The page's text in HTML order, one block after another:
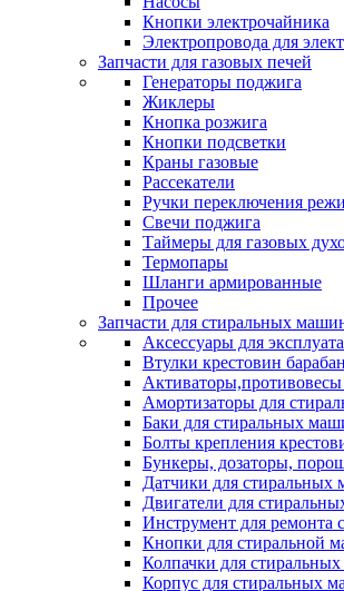
Кнопки электрочайника
Электропровода для
Запчасти для газовых печей
Генераторы поджига
Жиклеры
Кнопка розжига
Кнопки подсветки
Краны газовые
Рассекатели
Ручки переключения
Свечи поджига
Таймеры для газовых
Термопары
Шланги армированные
Прочее
Запчасти для стиральных
Аксессуары для
Втулки крестовин
Амортизаторы для
Баки для стиральных
Болты крепления
Бункеры, дозаторы,
Датчики для стиральных
Двигатели для
Инструмент для ремонта
Кнопки для стиральной
Колпачки для
Корпус для стиральных